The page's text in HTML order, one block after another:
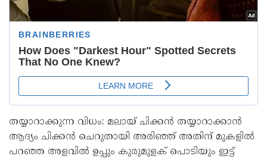
തയ്യാറാക്കുന്ന വിധം: മലായ് ചിക്കൻ തയ്യാറാക്കാൻ
ആദ്യം ചിക്കൻ ചെറുതായി അരിഞ്ഞ് അതിന് മുകളിൽ
പറഞ്ഞ അളവിൽ ഉപ്പും കുരുമുളക് പൊടിയും ഇട്ട്